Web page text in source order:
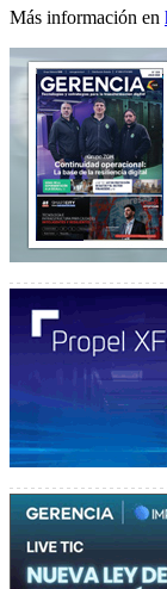
Más información en